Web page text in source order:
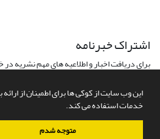
این وب سایت از کوکی ها برای اطمینان از ارائه
خدمات استفاده می کند.
متوجه شدم
اشتراک خبرنامه
برای دریافت اخبار و اطلاعیه های مهم نشریه